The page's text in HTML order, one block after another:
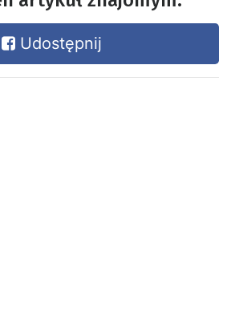
Udostępnij